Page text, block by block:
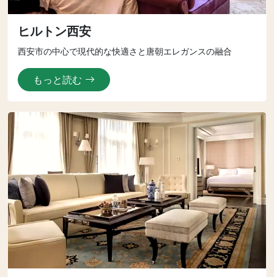
ヒルトン西安
西安市の中心で現代的な快適さと唐朝エレガンスの融合
もっと読む